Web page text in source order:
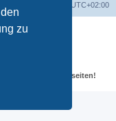
zu
UTC+02:00
Limited
der externen Webseiten!